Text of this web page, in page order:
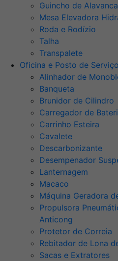
Guincho de
Mesa Elevadora
Roda e Rodízio
Talha
Transpalete
Oficina e Posto de Serviço
Alinhador de
Banqueta
Brunidor de Cilindro
Carregador de
Carrinho Esteira
Cavalete
Descarbonizante
Desempenador
Lanternagem
Macaco
Máquina Geradora
Propulsora
Anticong
Protetor de Correia
Rebitador de Lona
Sacas e Extratores